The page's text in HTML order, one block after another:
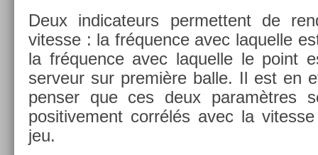
Deux in­dicateurs per­met­tent de
vites­se : la fréqu­ence avec laquel­le
la fréqu­ence avec laquel­le le point
ser­veur sur première balle. Il est en
pens­er que ces deux paramètres
positive­ment corrélés avec la
jeu.